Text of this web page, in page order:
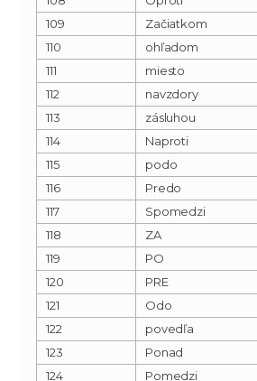
109
Začiatkom
110
ohľadom
111
miesto
112
navzdory
113
zásluhou
114
Naproti
115
podo
116
Predo
117
Spomedzi
118
ZA
119
PO
120
PRE
121
Odo
122
povedľa
123
Ponad
124
Pomedzi